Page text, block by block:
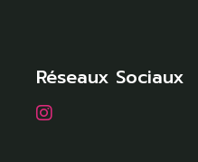
Réseaux Sociaux